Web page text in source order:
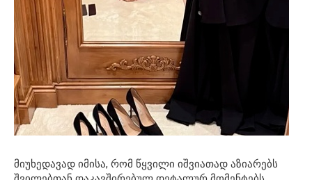
მიუხედავად იმისა, რომ წყვილი იშვიათად აზიარებს